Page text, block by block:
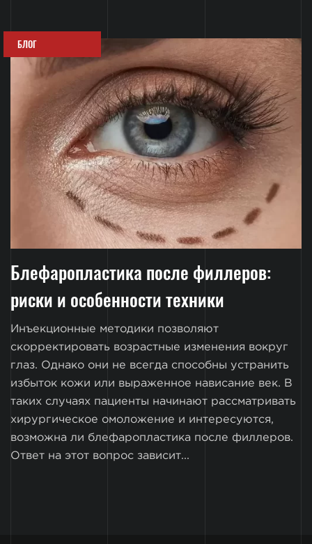
БЛОГ
Блефаропластика после филлеров:
риски и особенности техники
Инъекционные методики позволяют
скорректировать возрастные изменения вокруг
глаз. Однако они не всегда способны устранить
избыток кожи или выраженное нависание век. В
таких случаях пациенты начинают рассматривать
хирургическое омоложение и интересуются,
возможна ли блефаропластика после филлеров.
Ответ на этот вопрос зависит...